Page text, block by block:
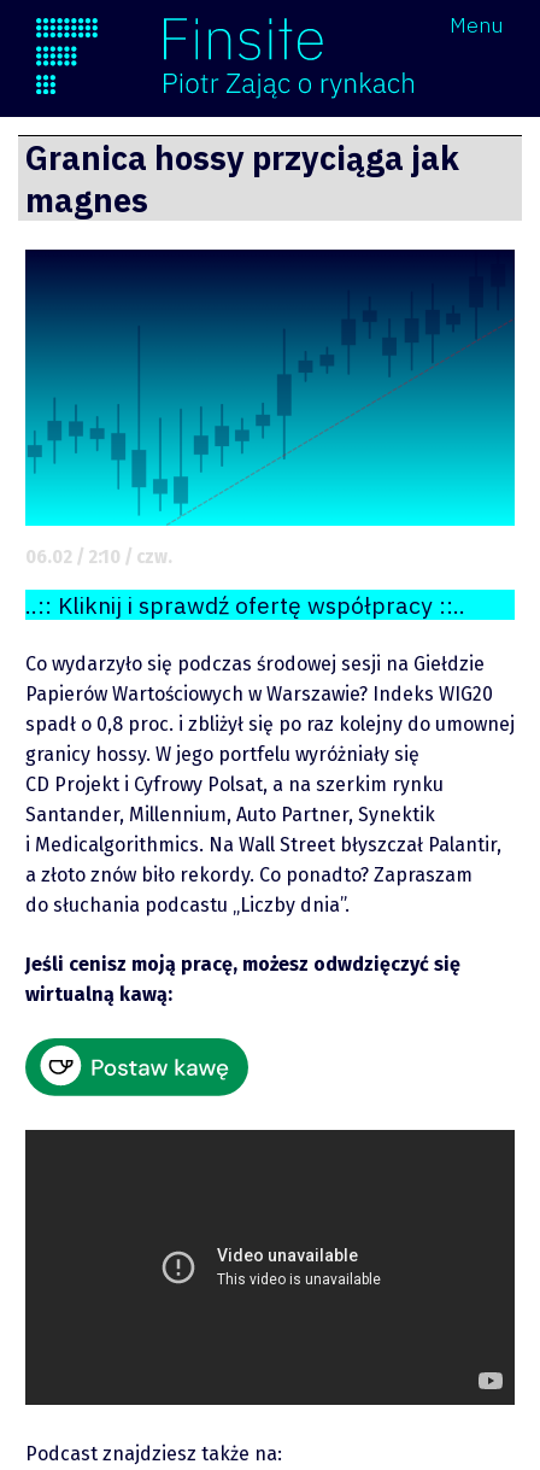
Menu
O mnie
Zastrzeżenie
Współpraca
Wsparcie
Raporty
Przejdź
do
treści
Granica hossy przyciąga jak
magnes
06.02 / 2:10 / czw.
..:: Kliknij i sprawdź ofertę współpracy ::..
Co wydarzyło się podczas środowej sesji na Giełdzie
Papierów Wartościowych w Warszawie? Indeks WIG20
spadł o 0,8 proc. i zbliżył się po raz kolejny do umownej
granicy hossy. W jego portfelu wyróżniały się
CD Projekt i Cyfrowy Polsat, a na szerkim rynku
Santander, Millennium, Auto Partner, Synektik
i Medicalgorithmics. Na Wall Street błyszczał Palantir,
a złoto znów biło rekordy. Co ponadto? Zapraszam
do słuchania podcastu „Liczby dnia”.
Jeśli cenisz moją pracę, możesz odwdzięczyć się
wirtualną kawą:
Podcast znajdziesz także na: